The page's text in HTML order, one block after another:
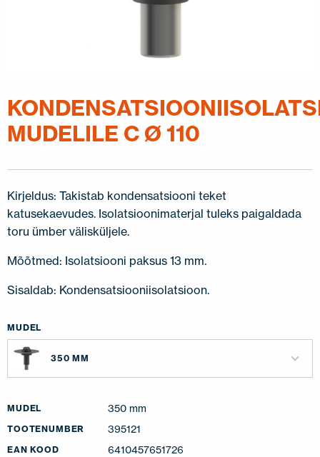
MUDELILE C Ø 110
Kirjeldus: Takistab kondensatsiooni teket
katusekaevudes. Isolatsioonimaterjal tuleks paigaldada
toru ümber välisküljele.
Mõõtmed: Isolatsiooni paksus 13 mm.
Sisaldab: Kondensatsiooniisolatsioon.
MUDEL
350 MM
MUDEL 350 mm
TOOTENUMBER 395121
EAN KOOD 6410457651726